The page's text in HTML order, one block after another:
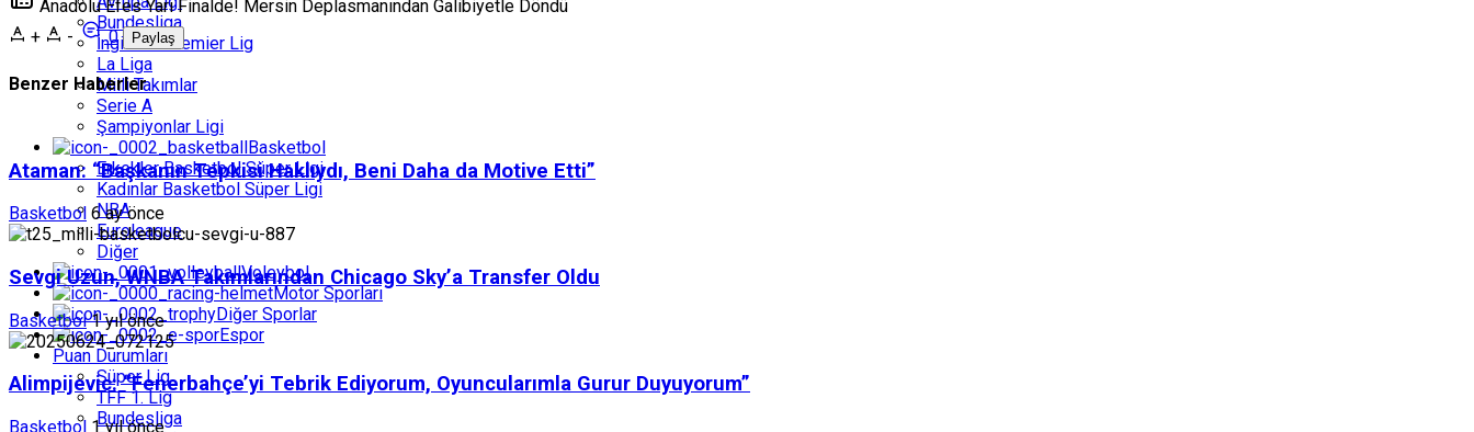
Bundesliga
İngiltere Premier Lig
La Liga
Milli Takımlar
Serie A
Şampiyonlar Ligi
Basketbol
Erkekler Basketbol Süper Ligi
Kadınlar Basketbol Süper Ligi
NBA
Euroleague
Diğer
Voleybol
Motor Sporları
Diğer Sporlar
Espor
Puan Durumları
Süper Lig
TFF 1. Lig
Bundesliga
Anadolu Efes Yarı Finalde! Mersin Deplasmanından Galibiyetle Döndü
+
- 0 Paylaş
Benzer Haberler
Ataman: “Başkanın Tepkisi Haklıydı, Beni Daha da Motive Etti”
Basketbol 6 ay önce
Sevgi Uzun, WNBA Takımlarından Chicago Sky’a Transfer Oldu
Basketbol 1 yıl önce
Alimpijevic: “Fenerbahçe’yi Tebrik Ediyorum, Oyuncularımla Gurur Duyuyorum”
Basketbol 1 yıl önce